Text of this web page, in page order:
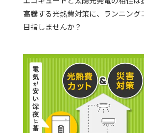
高騰する光熱費対策に、ランニング
目指しませんか？